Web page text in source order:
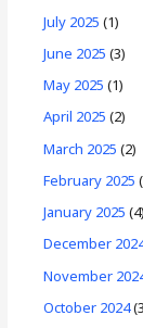
July 2025 (1)
June 2025 (3)
May 2025 (1)
April 2025 (2)
March 2025 (2)
February 2025
January 2025 (4)
December
November
October 2024